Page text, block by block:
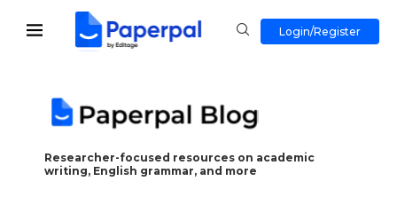
Login/Register
Researcher-focused resources on academic
writing, English grammar, and more